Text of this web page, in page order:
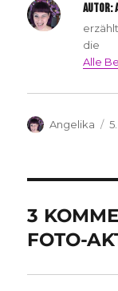
AUTOR:
die
Alle
Autor
Angelika
3
FOTO-